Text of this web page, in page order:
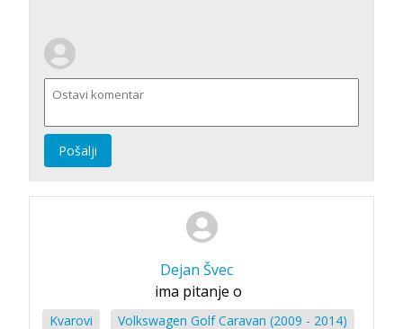
Pošalji
Dejan Švec
ima pitanje o
Kvarovi Volkswagen Golf Caravan (2009 - 2014)